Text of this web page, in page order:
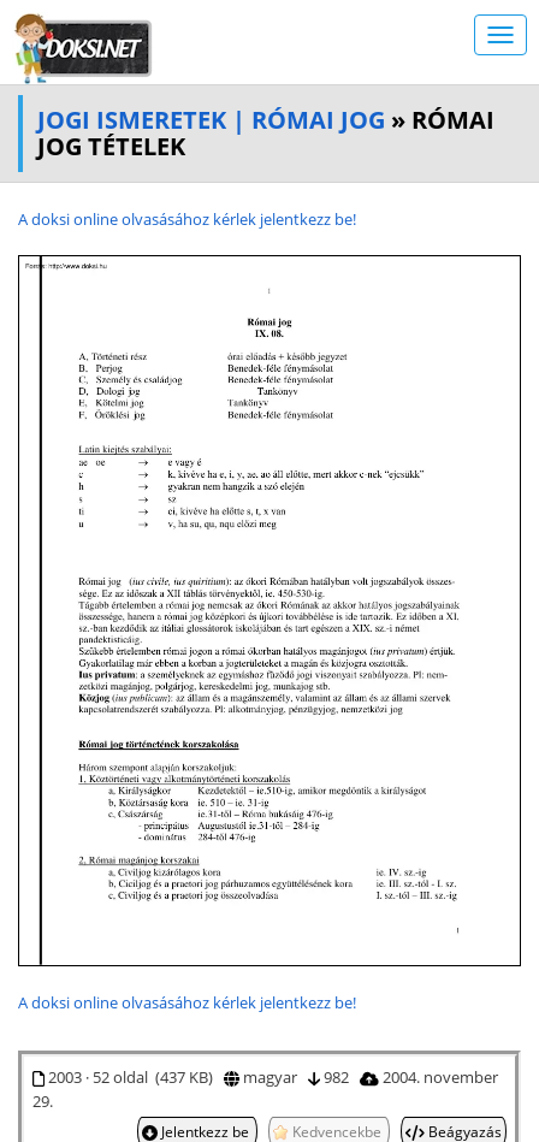
JOGI ISMERETEK | RÓMAI JOG » RÓMAI
JOG TÉTELEK
A doksi online olvasásához kérlek jelentkezz be!
A doksi online olvasásához kérlek jelentkezz be!
2003 · 52 oldal (437 KB) magyar 982
2004. november
29.
Jelentkezz be Kedvencekbe Beágyazás